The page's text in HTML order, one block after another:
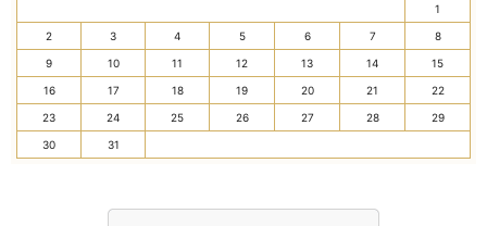
1
2 3 4 5 6 7 8
9 10 11 12 13 14 15
16 17 18 19 20 21 22
23 24 25 26 27 28 29
30 31